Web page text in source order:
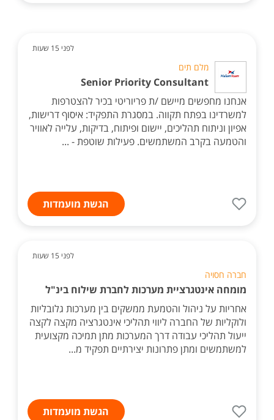
לפני 15 שעות
מלם תים
Senior Priority Consultant
אנחנו מחפשים מיישם /ת פריוריטי בכיר להצטרפות
למשרדינו בפתח תקווה. במסגרת התפקיד: איסוף דרישות,
אפיון וניתוח תהליכים, יישום ופיתוח, בדיקות, עלייה לאוויר
והטמעה בקרב המשתמשים. פעילות שוטפת - ...
הגשת מועמדות
לפני 15 שעות
חברה חסויה
מומחה אינטגרציית מערכות לחברת שילוח בינ"ל
אחריות על ניהול והטמעת ממשקים בין מערכות גלובליות
ולוקליות של החברה ליווי תהליכי אינטגרציה מקצה לקצה
ייעול תהליכי עבודה דרך המערכות מתן תמיכה מקצועית
למשתמשים ומתן פתרונות יצירתיים תפקיד מ...
הגשת מועמדות